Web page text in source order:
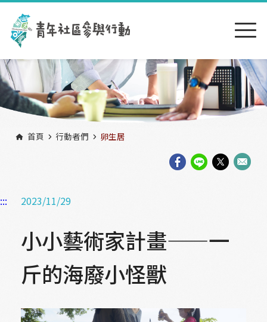
跳到主要內容區塊
首頁 行動者們 卵生居
::: 2023/11/29
小小藝術家計畫——一
斤的海廢小怪獸